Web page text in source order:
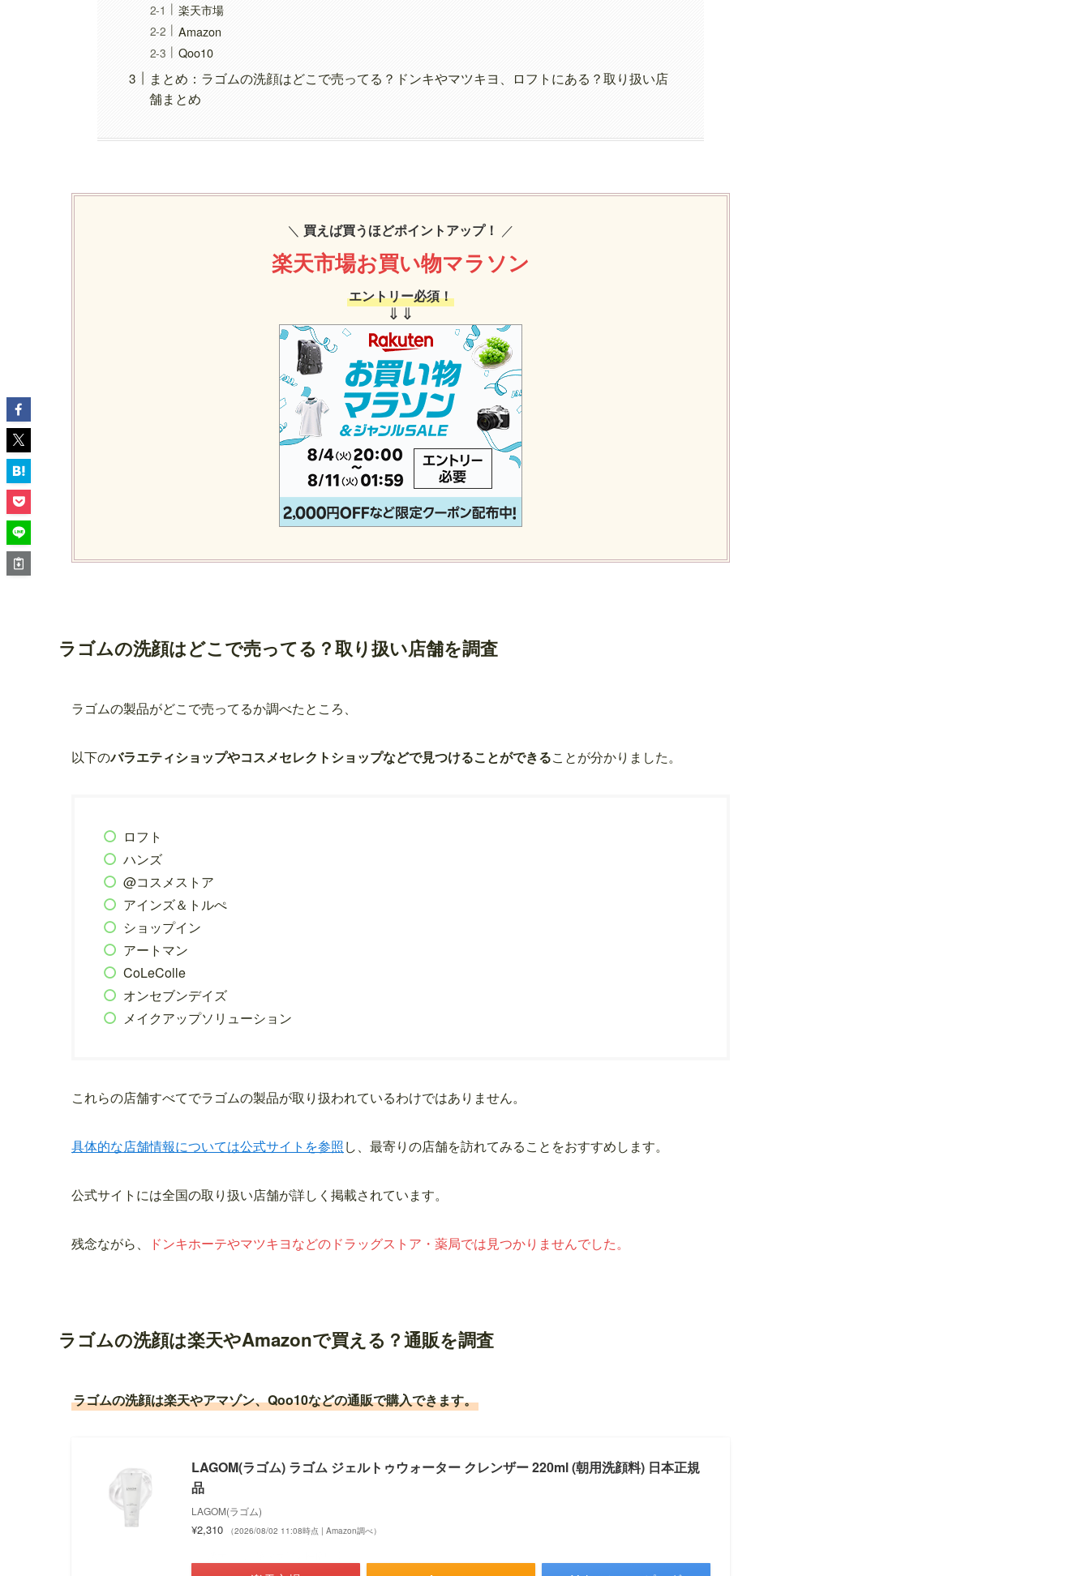
楽天市場
Amazon
Qoo10
まとめ：ラゴムの洗顔はどこで売ってる？ドンキやマツキヨ、ロフトにある？取り扱い店
舗まとめ
＼ 買えば買うほどポイントアップ！ ／
楽天市場お買い物マラソン
エントリー必須！
⇓⇓
ラゴムの洗顔はどこで売ってる？取り扱い店舗を調査
ラゴムの製品がどこで売ってるか調べたところ、
以下のバラエティショップやコスメセレクトショップなどで見つけることができることが分かりました。
ロフト
ハンズ
@コスメストア
アインズ＆トルぺ
ショップイン
アートマン
CoLeColle
オンセブンデイズ
メイクアップソリューション
これらの店舗すべてでラゴムの製品が取り扱われているわけではありません。
具体的な店舗情報については公式サイトを参照し、最寄りの店舗を訪れてみることをおすすめします。
公式サイトには全国の取り扱い店舗が詳しく掲載されています。
残念ながら、 ドンキホーテやマツキヨなどのドラッグストア・薬局では見つかりませんでした。
ラゴムの洗顔は楽天やAmazonで買える？通販を調査
ラゴムの洗顔は楽天やアマゾン、Qoo10などの通販で購入できます。
LAGOM(ラゴム) ラゴム ジェルトゥウォーター クレンザー 220ml (朝用洗顔料) 日本正規
品
LAGOM(ラゴム)
¥2,310 （2026/08/02 11:08時点 | Amazon調べ）